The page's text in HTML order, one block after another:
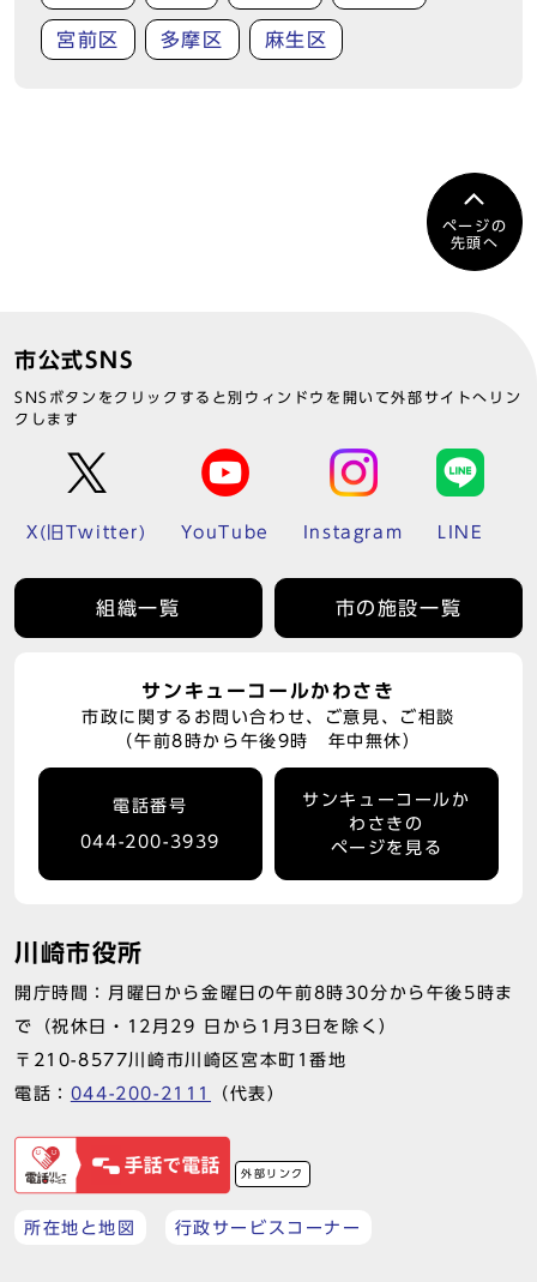
宮前区 多摩区 麻生区
ページの
先頭へ
市公式SNS
SNSボタンをクリックすると別ウィンドウを開いて外部サイトへリン
クします
X(旧Twitter) YouTube Instagram LINE
組織一覧 市の施設一覧
サンキューコールかわさき
市政に関するお問い合わせ、ご意見、ご相談
（午前8時から午後9時 年中無休）
電話番号
044-200-3939
サンキューコールか
わさきの
ページを見る
川崎市役所
開庁時間：月曜日から金曜日の午前8時30分から午後5時ま
で（祝休日・12月29 日から1月3日を除く）
〒210-8577川崎市川崎区宮本町1番地
電話： 044-200-2111 （代表）
外部リンク
所在地と地図 行政サービスコーナー